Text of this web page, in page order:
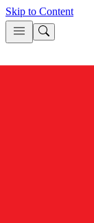
Skip to Content